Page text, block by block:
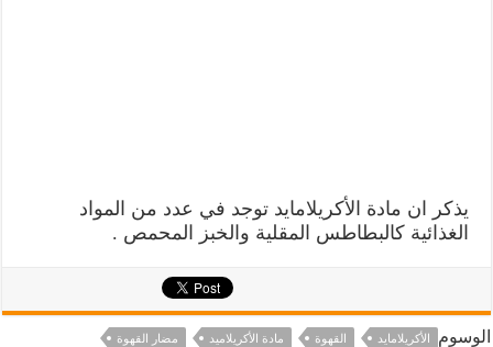
يذكر ان مادة الأكريلامايد توجد في عدد من المواد
الغذائية كالبطاطس المقلية والخبز المحمص .
الوسوم الأكريلامايد القهوة مادة الأكريلاميد مضار القهوة